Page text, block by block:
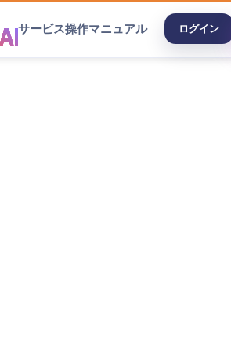
サービス操作マニュアル ログイン